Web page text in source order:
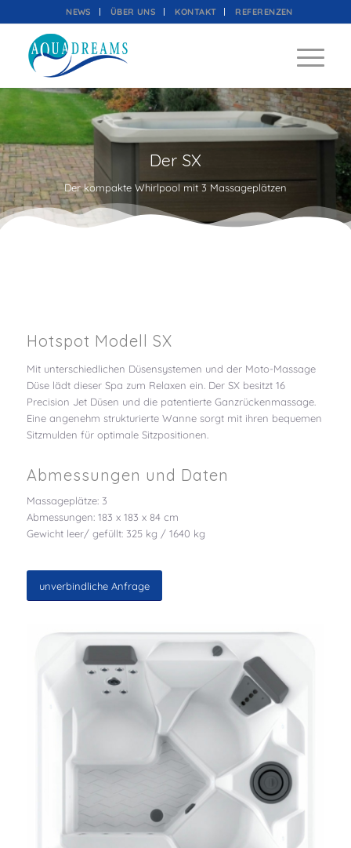
NEWS ÜBER UNS KONTAKT REFERENZEN
Der SX
Der kompakte Whirlpool mit 3 Massageplätzen
Hotspot Modell SX
Mit unterschiedlichen Düsensystemen und der Moto-Massage
Düse lädt dieser Spa zum Relaxen ein. Der SX besitzt 16
Precision Jet Düsen und die patentierte Ganzrückenmassage.
Eine angenehm strukturierte Wanne sorgt mit ihren bequemen
Sitzmulden für optimale Sitzpositionen.
Abmessungen und Daten
Massageplätze: 3
Abmessungen: 183 x 183 x 84 cm
Gewicht leer/ gefüllt: 325 kg / 1640 kg
unverbindliche Anfrage